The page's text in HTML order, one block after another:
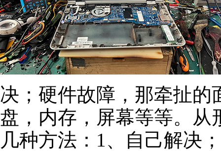
决；硬件故障，那牵扯的
盘，内存，屏幕等等。从
几种方法：1、自己解决